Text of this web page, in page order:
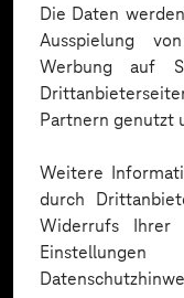
Die Daten
Ausspielung
Werbung auf
Partnern genutzt
Weitere
durch
Widerrufs Ihrer